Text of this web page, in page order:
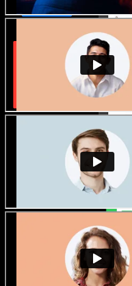
Великий вибір
голосів з